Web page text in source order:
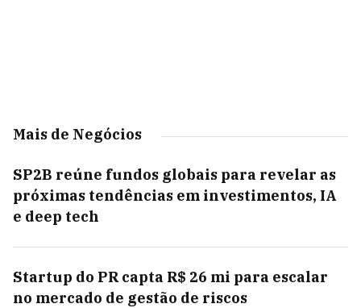
Mais de Negócios
SP2B reúne fundos globais para revelar as
próximas tendências em investimentos, IA
e deep tech
Startup do PR capta R$ 26 mi para escalar
no mercado de gestão de riscos